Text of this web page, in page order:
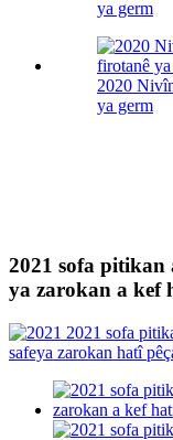
ya germ
2020
ya germ
2021 sofa
ya zarokan a kef